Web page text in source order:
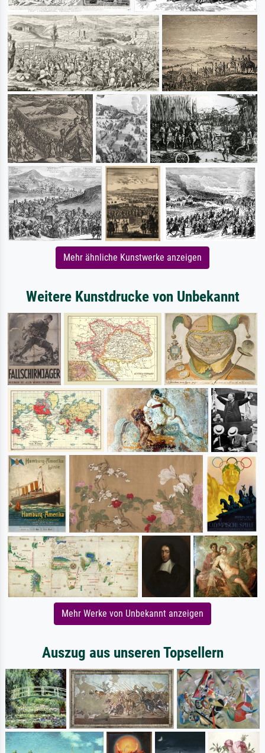
Mehr ähnliche Kunstwerke anzeigen
Weitere Kunstdrucke von Unbekannt
Mehr Werke von Unbekannt anzeigen
Auszug aus unseren Topsellern